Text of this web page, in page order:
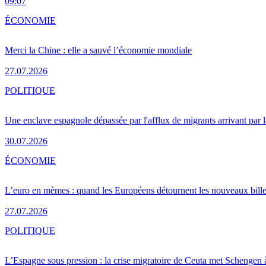
Merci la Chine : elle a sauvé l’économie mondiale
27.07.2026
ÉCONOMIE
Une enclave espagnole dépassée par l'afflux de migrants arrivant par
30.07.2026
POLITIQUE
L’euro en mèmes : quand les Européens détournent les nouveaux
27.07.2026
ÉCONOMIE
L’Espagne sous pression : la crise migratoire de Ceuta met Schengen
POLITIQUE